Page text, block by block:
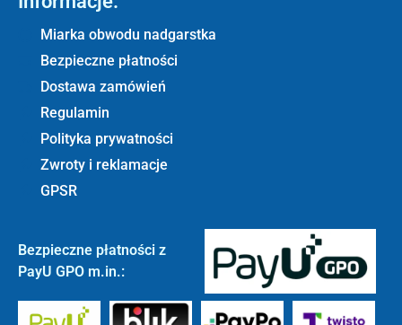
Miarka obwodu nadgarstka
Bezpieczne płatności
Dostawa zamówień
Regulamin
Polityka prywatności
Zwroty i reklamacje
GPSR
Bezpieczne płatności z
PayU GPO m.in.: